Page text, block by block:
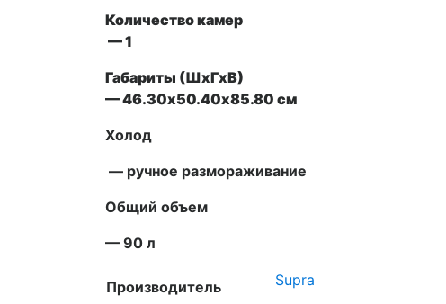
Количество камер
— 1
Габариты (ШxГxВ)
— 46.30х50.40х85.80 см
Холод
— ручное размораживание
Общий объем
— 90 л
Производитель Supra